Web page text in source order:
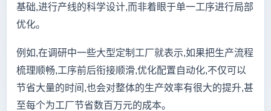
基础,进行产线的科学设计,而非着眼于单一工序进行局部
优化。
例如,在调研中一些大型定制工厂就表示,如果把生产流程
梳理顺畅,工序前后衔接顺滑,优化配置自动化,不仅可以
节省大量的时间,也会对整体的生产效率有很大的提升,甚
至每个为工厂节省数百万元的成本。